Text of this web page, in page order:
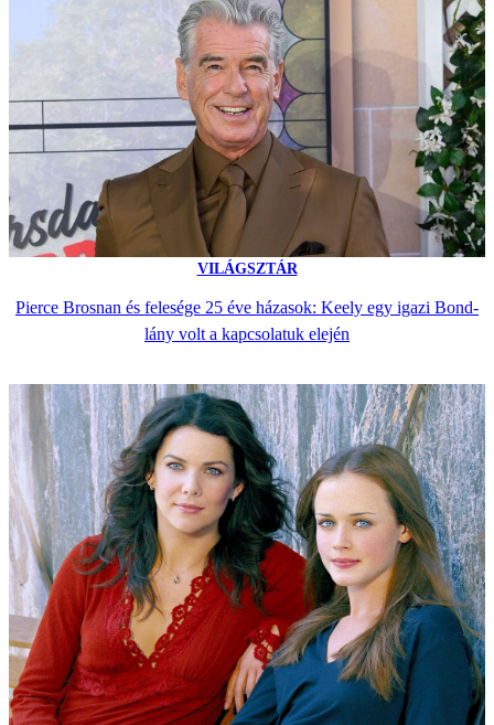
VILÁGSZTÁR
Pierce Brosnan és felesége 25 éve házasok: Keely egy igazi Bond-
lány volt a kapcsolatuk elején